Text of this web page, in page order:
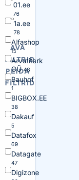
AVA
FILTRID
PEIDA
FILTRID
01.ee
76
1a.ee
78
Alfashop
15
Arvutitark
OÜ48
Bauhof
1
BIGBOX.EE
38
Dakauf
5
Datafox
69
Datagate
47
Digizone